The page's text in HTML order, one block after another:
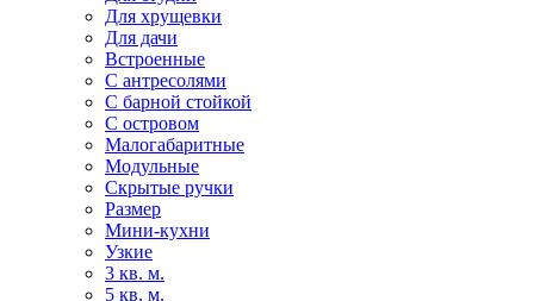
Для хрущевки
Для дачи
Встроенные
С антресолями
С барной стойкой
С островом
Малогабаритные
Модульные
Скрытые ручки
Размер
Мини-кухни
Узкие
3 кв. м.
5 кв. м.